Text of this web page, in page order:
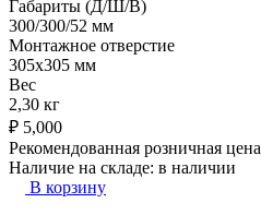
Габариты (Д/Ш/В)
300/300/52 мм
Монтажное отверстие
305x305 мм
Вес
2,30 кг
₽ 5,000
Рекомендованная розничная цена
Наличие на складе: в наличии
В корзину